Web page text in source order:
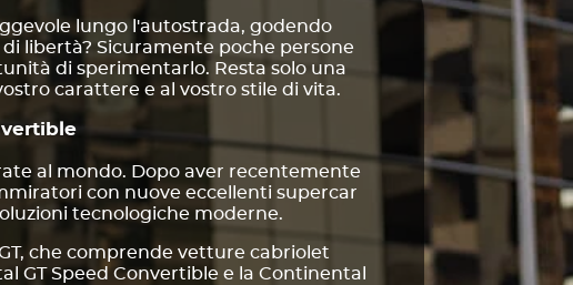
lungo l'autostrada, godendo
libertà? Sicuramente poche persone
di sperimentarlo. Resta solo una
carattere e al vostro stile di vita.
al mondo. Dopo aver recentemente
con nuove eccellenti supercar
tecnologiche moderne.
che comprende vetture cabriolet
GT Speed Convertible e la Continental